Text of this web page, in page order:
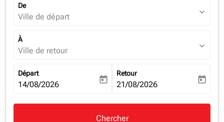
De
Ville de départ expand_more
À
Ville de retour expand_more
Départ
fc-booking-departure-date-aria-label
14/08/2026 today
Retour
fc-booking-return-date-aria-
21/08/2026 today
Chercher